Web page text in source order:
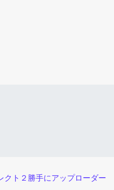
クト２勝手にアップローダー